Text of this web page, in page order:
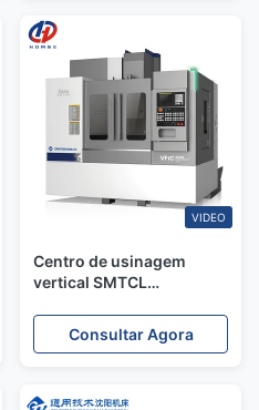
VIDEO
Centro de usinagem
vertical SMTCL
eficiente para
componentes leves
Consultar Agora